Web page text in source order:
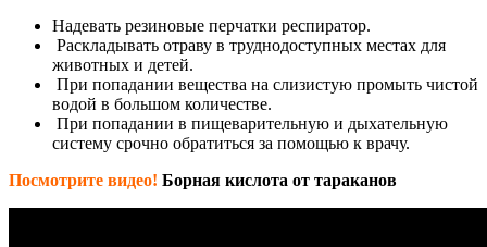
Надевать резиновые перчатки респиратор.
Раскладывать отраву в труднодоступных местах для
животных и детей.
При попадании вещества на слизистую промыть чистой
водой в большом количестве.
При попадании в пищеварительную и дыхательную
систему срочно обратиться за помощью к врачу.
Посмотрите видео! Борная кислота от тараканов